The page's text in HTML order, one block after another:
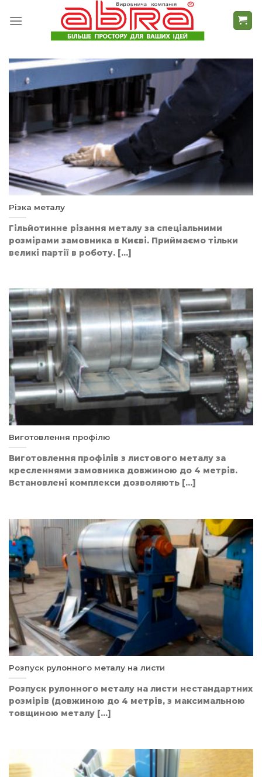
to
Різка металу
Гільйотинне різання металу за спеціальними
розмірами замовника в Києві. Приймаємо тільки
великі партії в роботу. [...]
Виготовлення профілю
Виготовлення профілів з листового металу за
кресленнями замовника довжиною до 4 метрів.
Встановлені комплекси дозволяють [...]
Розпуск рулонного металу на листи
Розпуск рулонного металу на листи нестандартних
розмірів (довжиною до 4 метрів, з максимальною
товщиною металу [...]